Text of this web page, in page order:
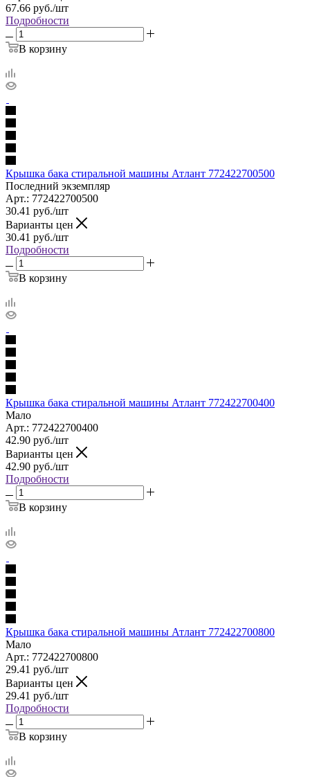
67.66 руб./шт
Подробности
В корзину
Крышка бака стиральной машины Атлант 772422700500
Последний экземпляр
Арт.: 772422700500
30.41 руб./шт
Варианты цен
30.41 руб./шт
Подробности
В корзину
Крышка бака стиральной машины Атлант 772422700400
Мало
Арт.: 772422700400
42.90 руб./шт
Варианты цен
42.90 руб./шт
Подробности
В корзину
Крышка бака стиральной машины Атлант 772422700800
Мало
Арт.: 772422700800
29.41 руб./шт
Варианты цен
29.41 руб./шт
Подробности
В корзину